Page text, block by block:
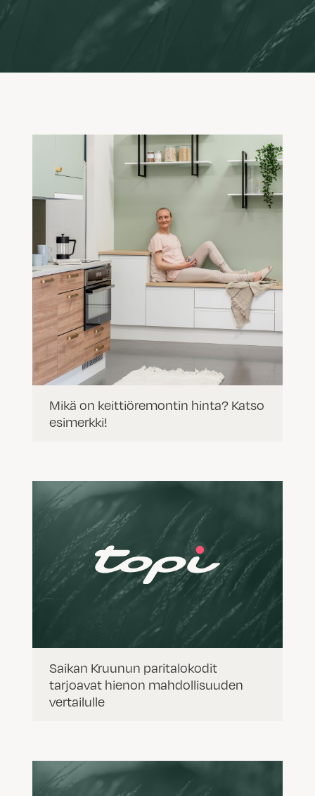
Mikä on keittiöremontin hinta? Katso
esimerkki!
Saikan Kruunun paritalokodit
tarjoavat hienon mahdollisuuden
vertailulle